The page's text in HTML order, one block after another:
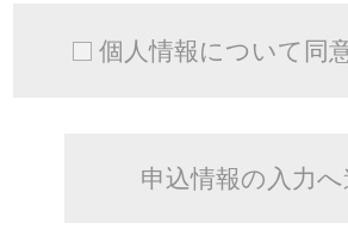
個人情報について同